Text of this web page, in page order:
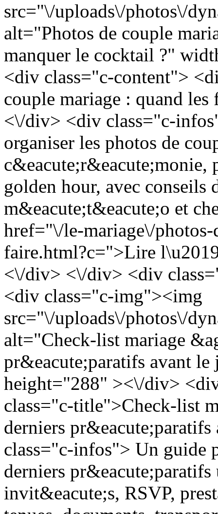
src="\/uploads\/photos\/
alt="Photos de couple
manquer le cocktail ?"
<div class="c-content">
couple mariage : quand
<\/div> <div class="c-
organiser les photos de
c&eacute;r&eacute;monie,
golden hour, avec
m&eacute;t&eacute;o et
href="\/le-mariage\/
faire.html?c=">Lire
<\/div> <\/div> <div
<div class="c-img"><img
src="\/uploads\/photos\/
alt="Check-list mariage
pr&eacute;paratifs avant
height="288" ><\/div>
class="c-title">Check-list
derniers
class="c-infos"> Un guide
derniers
invit&eacute;s, RSVP,